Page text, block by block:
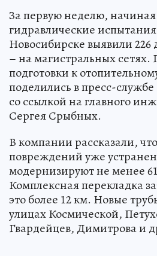
За первую неделю, начиная
гидравлические
Новосибирске выявили 226
– на магистральных
подготовки к
поделились в пресс-
со ссылкой на главного
Сергея Срыбных.
В компании рассказали,
повреждений уже
модернизируют не менее
Комплексная перекладка
это более 12 км. Новые
улицах Космической,
Гвардейцев, Димитрова и